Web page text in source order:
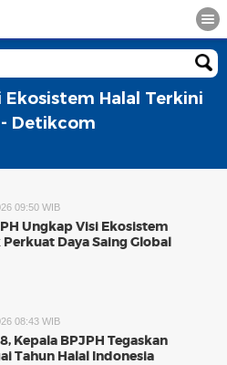
Halal Terkini
Detikcom
09:50 WIB
Ungkap Visi Ekosistem
Daya Saing Global
08:43 WIB
Kepala BPJPH Tegaskan
Tahun Halal Indonesia